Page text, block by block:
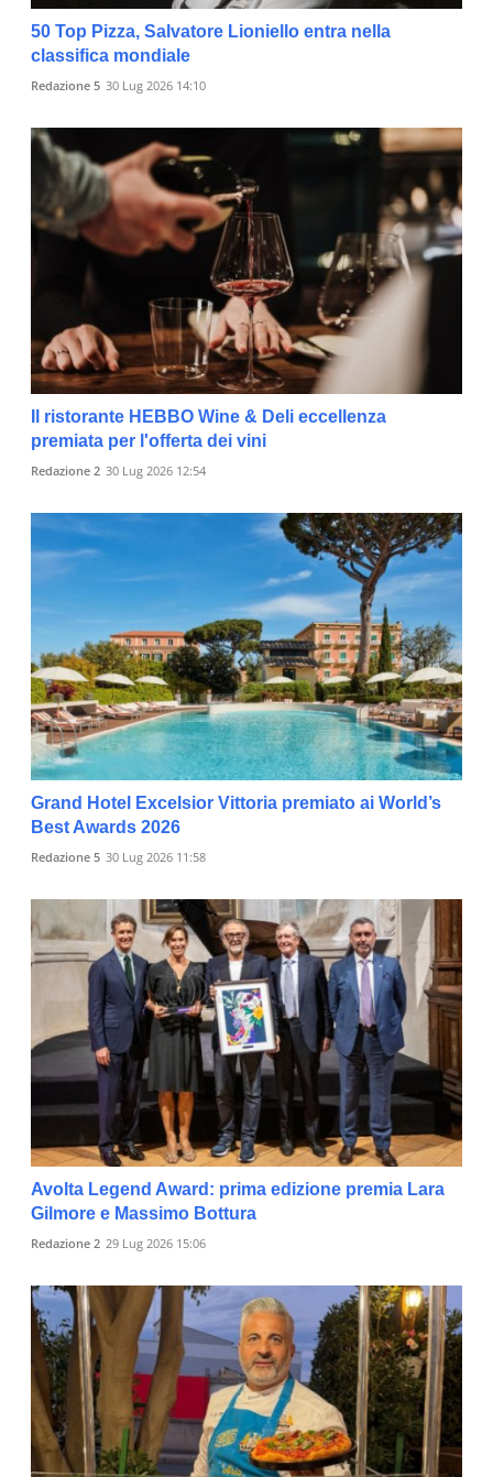
50 Top Pizza, Salvatore Lioniello entra nella
classifica mondiale
Redazione 5 30 Lug 2026 14:10
Il ristorante HEBBO Wine & Deli eccellenza
premiata per l'offerta dei vini
Redazione 2 30 Lug 2026 12:54
Grand Hotel Excelsior Vittoria premiato ai World’s
Best Awards 2026
Redazione 5 30 Lug 2026 11:58
Avolta Legend Award: prima edizione premia Lara
Gilmore e Massimo Bottura
Redazione 2 29 Lug 2026 15:06